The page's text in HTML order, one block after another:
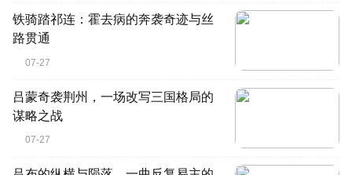
铁骑踏祁连：霍去病的奔袭奇迹与丝
路贯通
07-27
吕蒙奇袭荆州，一场改写三国格局的
谋略之战
07-27